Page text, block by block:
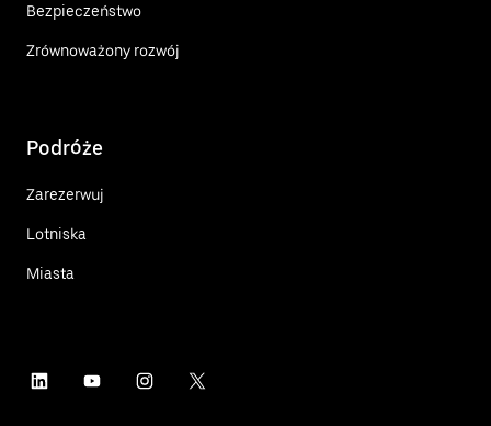
Bezpieczeństwo
Zrównoważony rozwój
Podróże
Zarezerwuj
Lotniska
Miasta